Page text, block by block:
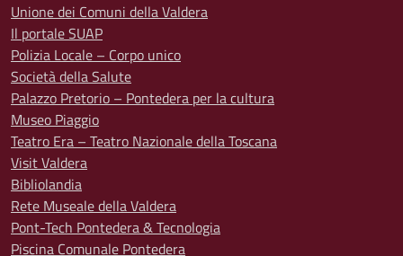
Unione dei Comuni della Valdera
Il portale SUAP
Polizia Locale – Corpo unico
Società della Salute
Palazzo Pretorio – Pontedera per la cultura
Museo Piaggio
Teatro Era – Teatro Nazionale della Toscana
Visit Valdera
Bibliolandia
Rete Museale della Valdera
Pont-Tech Pontedera & Tecnologia
Piscina Comunale Pontedera